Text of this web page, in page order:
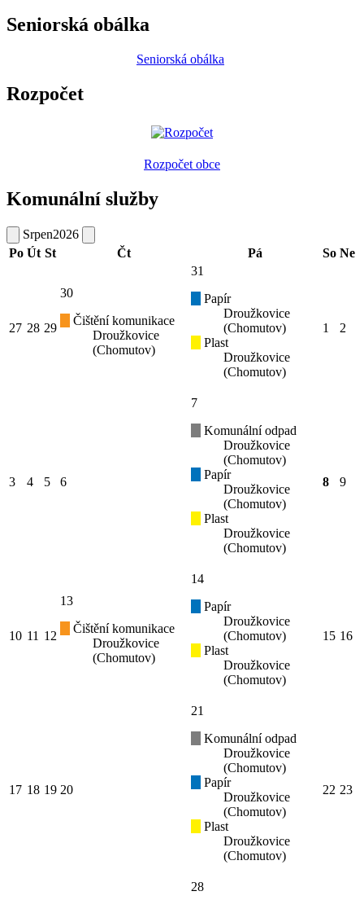
Seniorská obálka
Seniorská obálka
Rozpočet
Rozpočet obce
Komunální služby
Srpen2026
Po Út St Čt Pá So Ne
27 28 29
30
Čištění komunikace
Droužkovice
(Chomutov)
31
Papír
Droužkovice
(Chomutov)
Plast
Droužkovice
(Chomutov)
1 2
3 4 5 6
7
Komunální odpad
Droužkovice
(Chomutov)
Papír
Droužkovice
(Chomutov)
Plast
Droužkovice
(Chomutov)
8 9
10 11 12
13
Čištění komunikace
Droužkovice
(Chomutov)
14
Papír
Droužkovice
(Chomutov)
Plast
Droužkovice
(Chomutov)
15 16
17 18 19 20
21
Komunální odpad
Droužkovice
(Chomutov)
Papír
Droužkovice
(Chomutov)
Plast
Droužkovice
(Chomutov)
22 23
28